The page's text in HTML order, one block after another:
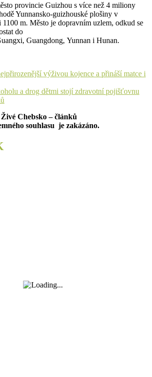
provincie Guizhou s více než 4 miliony
Yunnansko-guizhouské plošiny v
1100 m. Město je dopravním uzlem, odkud se
do
Guangdong, Yunnan i Hunan.
výživou kojence a přináší matce i
a drog dětmi stojí zdravotní pojišťovnu
Chebsko – článků
souhlasu je zakázáno.